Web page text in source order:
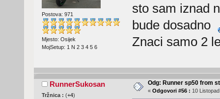
Postova: 971
Mjesto: Osijek
MojSetup: 1 N 2 3 4 5 6
sto sam iznad
bude dosadno
Znaci samo 2
RunnerSukosan
Tržnica : (+4)
Odg: Runner sp50 from
« Odgovori #56 : 10